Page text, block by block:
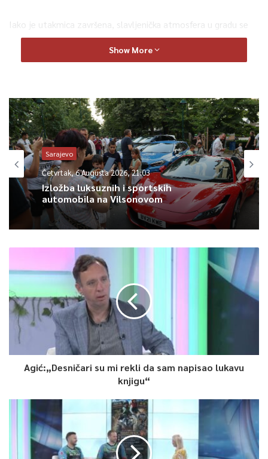
Iako je utakmica završena, slavljenička atmosfera u gradu se
ne stišava. Delalić ističe da je ponosan na sve što je ekipa
postigla ove sezone, koja je, prema njegovim riječima,
“Emocije su još uvijek tu. Tek će to za par dana, dok se slegne,
doći na svoje, da vidimo šta smo zapravo uradili. Svi pričaju o
košarkaškom klubu Bosna ove sezone, što je potpuno
opravdano s obzirom na to kakve smo rezultate pravili. Na
kraju je sve stalo u tu jednu utakmicu sinoć protiv Igokee.
Nakon 18 godina, titulu smo vratili u Sarajevo”, započinje
Delalić.
Na pitanje koliko je trenutno svjestan značaja ovog trofeja za
Ali ovo nam je već koja titula u ove tri godine kako klub raste,
tako da smo se, može se reći, malo i navikli. Sezona nije bila
nimalo lagana. Kada se borite za titule, pritisak i nervoza su
ogromni. Kada osvojite trofej, taj teret padne s leđa. Vidjeti
sarajevsku publiku kako to proslavlja i podržava nas… Svjesni
smo da započinjemo jednu novu istoriju KK Bosna i nadam se
da će klub samo rasti iz godine u godinu.”
Karakter koji pravi preokrete
Utakmica je bila prava rezultatska klackalica, a u jednom
momentu činilo se da Bosna gubi konce igre i da je titula
ugrožena. Ipak, Delalić naglašava da vjera u pobjedu niti jednog
trenutka nije nestala.
Show More
Sarajevo
Četvrtak, 6 Augusta 2026, 21:03
Izložba luksuznih i sportskih
automobila na Vilsonovom
Agić:„Desničari su mi rekli da sam napisao lukavu
knjigu“